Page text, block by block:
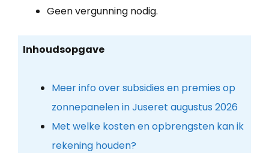
Geen vergunning nodig.
Inhoudsopgave
Meer info over subsidies en premies op
zonnepanelen in Juseret augustus 2026
Met welke kosten en opbrengsten kan ik
rekening houden?